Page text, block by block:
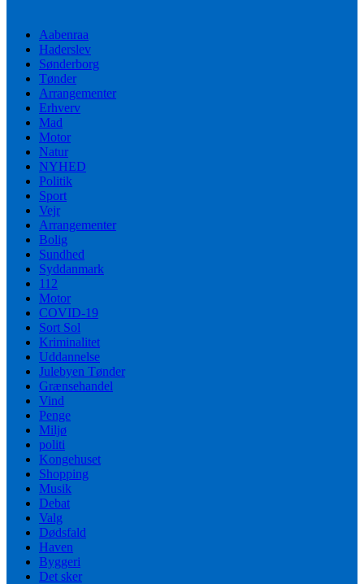
Aabenraa
Haderslev
Sønderborg
Tønder
Arrangementer
Erhverv
Mad
Motor
Natur
NYHED
Politik
Sport
Vejr
Arrangementer
Bolig
Sundhed
Syddanmark
112
Motor
COVID-19
Sort Sol
Kriminalitet
Uddannelse
Julebyen Tønder
Grænsehandel
Vind
Penge
Miljø
politi
Kongehuset
Shopping
Musik
Debat
Valg
Dødsfald
Haven
Byggeri
Det sker